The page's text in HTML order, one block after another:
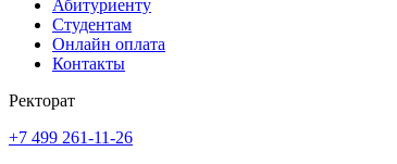
Абитуриенту
Студентам
Онлайн оплата
Контакты
Ректорат
+7 499 261-11-26